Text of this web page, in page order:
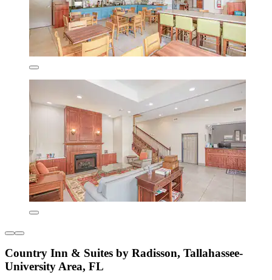
Country Inn & Suites by Radisson, Tallahassee-
University Area, FL